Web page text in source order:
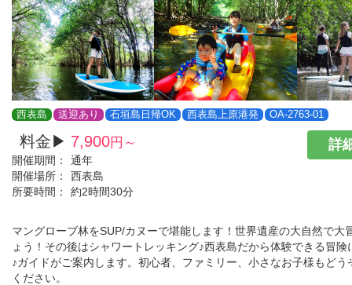
西表島 送迎あり 石垣島日帰OK 西表島上原港発 OA-2763-01
料金▶ 7,900円～
開催期間：
通年
開催場所：
西表島
所要時間：
約2時間30分
詳
マングローブ林をSUP/カヌーで堪能します！世界遺産の大自然で大
ょう！その後はシャワートレッキング♪西表島だから体験できる冒険
♪ガイドがご案内します。初心者、ファミリー、小さなお子様もどう
ください。